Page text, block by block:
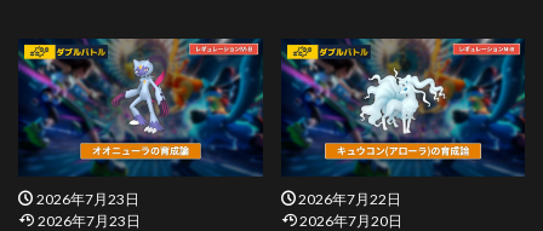
2026年7月23日
2026年7月23日
2026年7月22日
2026年7月20日